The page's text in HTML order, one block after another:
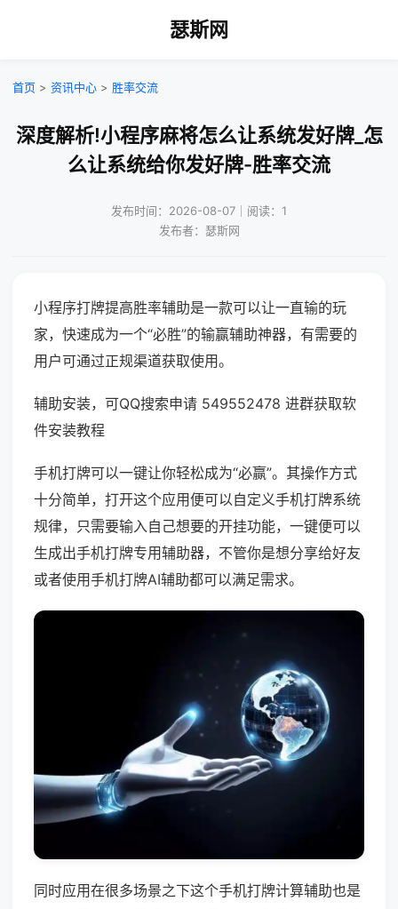
瑟斯网
首页 > 资讯中心 > 胜率交流
深度解析!小程序麻将怎么让系统发好牌_怎
么让系统给你发好牌-胜率交流
发布时间：2026-08-07｜阅读：1
发布者：瑟斯网
小程序打牌提高胜率辅助是一款可以让一直输的玩
家，快速成为一个“必胜”的输赢辅助神器，有需要的
用户可通过正规渠道获取使用。
辅助安装，可QQ搜索申请 549552478 进群获取软
件安装教程
手机打牌可以一键让你轻松成为“必赢”。其操作方式
十分简单，打开这个应用便可以自定义手机打牌系统
规律，只需要输入自己想要的开挂功能，一键便可以
生成出手机打牌专用辅助器，不管你是想分享给好友
或者使用手机打牌AI辅助都可以满足需求。
同时应用在很多场景之下这个手机打牌计算辅助也是